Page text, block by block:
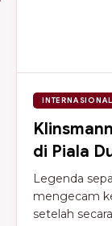
INTERNASIONAL
di Piala
Legenda
mengecam
setelah